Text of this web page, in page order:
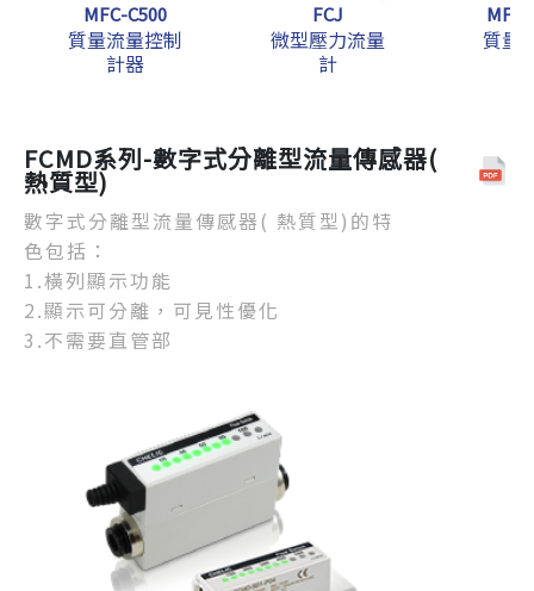
MFC-C500
質量流量控制
計器
FCJ
微型壓力流量
計
質量
FCMD系列-數字式分離型流量傳感器(
熱質型)
數字式分離型流量傳感器( 熱質型)的特
色包括：
1.橫列顯示功能
2.顯示可分離，可見性優化
3.不需要直管部